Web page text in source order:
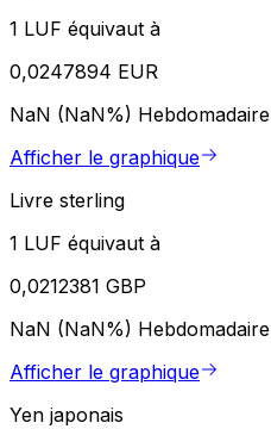
1 LUF équivaut à
0,0247894 EUR
NaN (NaN%) Hebdomadaire
Afficher le graphique
Livre sterling
1 LUF équivaut à
0,0212381 GBP
NaN (NaN%) Hebdomadaire
Afficher le graphique
Yen japonais